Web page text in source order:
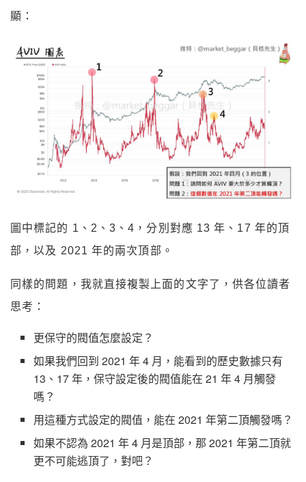
顯：
圖中標記的 1、2、3、4，分別對應 13 年、17 年的頂
部，以及 2021 年的兩次頂部。
同樣的問題，我就直接複製上面的文字了，供各位讀者
思考：
更保守的閥值怎麼設定？
如果我們回到 2021 年 4 月，能看到的歷史數據只有
13、17 年，保守設定後的閥值能在 21 年 4 月觸發
嗎？
用這種方式設定的閥值，能在 2021 年第二頂觸發嗎？
如果不認為 2021 年 4 月是頂部，那 2021 年第二頂就
更不可能逃頂了，對吧？